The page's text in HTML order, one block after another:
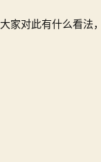
大家对此有什么看法